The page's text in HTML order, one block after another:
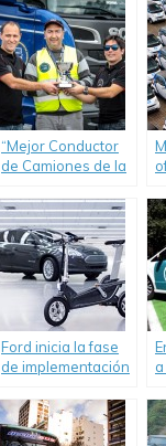
“Mejor Conductor
de Camiones de la
Rosario tiene al
primer finalista.
Ford inicia la fase
de implementación
Movilidad
Inteligente.